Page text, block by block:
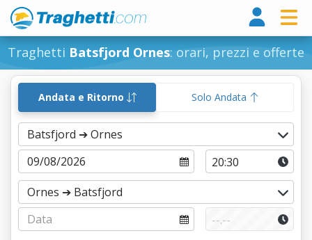
Traghetti Batsfjord Ornes: orari, prezzi e offerte
Andata e Ritorno Solo Andata